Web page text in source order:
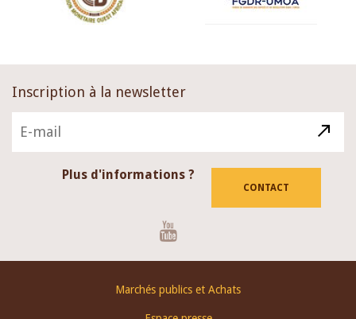
Inscription à la newsletter
Plus d'informations ?
CONTACT
Marchés publics et Achats